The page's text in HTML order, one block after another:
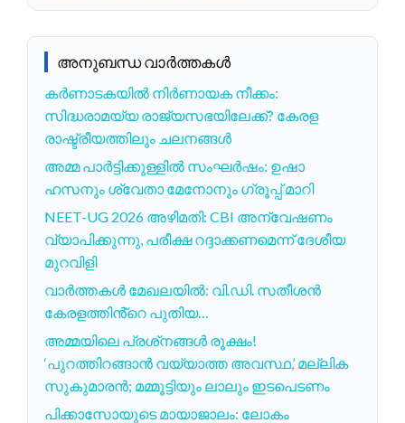
അനുബന്ധ വാർത്തകൾ
കർണാടകയിൽ നിർണായക നീക്കം:
സിദ്ധരാമയ്യ രാജ്യസഭയിലേക്ക്? കേരള
രാഷ്ട്രീയത്തിലും ചലനങ്ങൾ
അമ്മ പാർട്ടിക്കുള്ളിൽ സംഘർഷം: ഉഷാ
ഹസനും ശ്വേതാ മേനോനും ഗ്രൂപ്പ് മാറി
NEET-UG 2026 അഴിമതി: CBI അന്വേഷണം
വ്യാപിക്കുന്നു, പരീക്ഷ റദ്ദാക്കണമെന്ന് ദേശീയ
മുറവിളി
വാർത്തകൾ മേഖലയിൽ: വി.ഡി. സതീശൻ
കേരളത്തിൻ്റെ പുതിയ…
അമ്മയിലെ പ്രശ്‌നങ്ങൾ രൂക്ഷം!
‘പുറത്തിറങ്ങാൻ വയ്യാത്ത അവസ്ഥ,’ മല്ലിക
സുകുമാരൻ; മമ്മൂട്ടിയും ലാലും ഇടപെടണം
പിക്കാസോയുടെ മായാജാലം: ലോകം